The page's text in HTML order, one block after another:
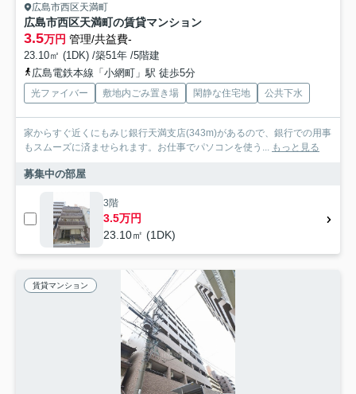
広島市西区天満町
広島市西区天満町の賃貸マンション
3.5万円 管理/共益費-
23.10㎡ (1DK) /築51年 /5階建
広島電鉄本線「小網町」駅 徒歩5分
光ファイバー 敷地内ごみ置き場 閑静な住宅地 公共下水
家からすぐ近くにもみじ銀行天満支店(343m)があるので、銀行での用事
もスムーズに済ませられます。お仕事でパソコンを使う...
もっと見る
募集中の部屋
3階
3.5万円
23.10㎡ (1DK)
賃貸マンション